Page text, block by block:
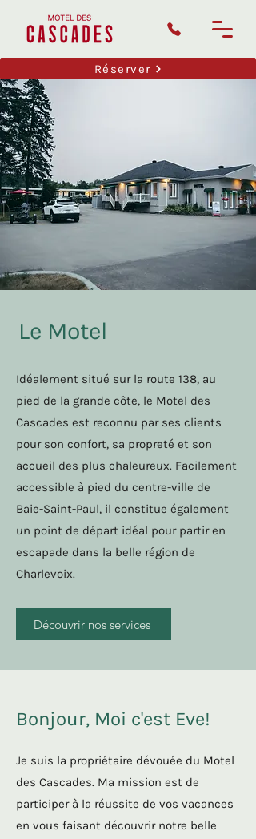
Réserver
Le Motel
Idéalement situé sur la route 138, au
pied de la grande côte, le Motel des
Cascades est reconnu par ses clients
pour son confort, sa propreté et son
accueil des plus chaleureux. Facilement
accessible à pied du centre-ville de
Baie-Saint-Paul, il constitue également
un point de départ idéal pour partir en
escapade dans la belle région de
Charlevoix.
Découvrir nos services
Bonjour, Moi c'est Eve!
Je suis la propriétaire dévouée du Motel
des Cascades. Ma mission est de
participer à la réussite de vos vacances
en vous faisant découvrir notre belle